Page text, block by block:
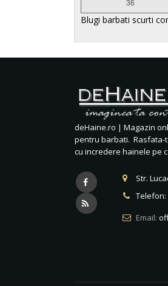
36
Blugi barbati scurti
deHaine.ro | Magazin
pentru barbati. Rasfata-
cu incredere hainele pe
Str.
Telefon:
Email: